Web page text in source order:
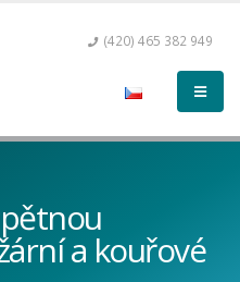
(420) 465 382 949
a kouřové